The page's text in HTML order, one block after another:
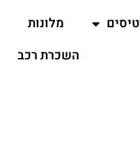
מלונות
השכרת רכב